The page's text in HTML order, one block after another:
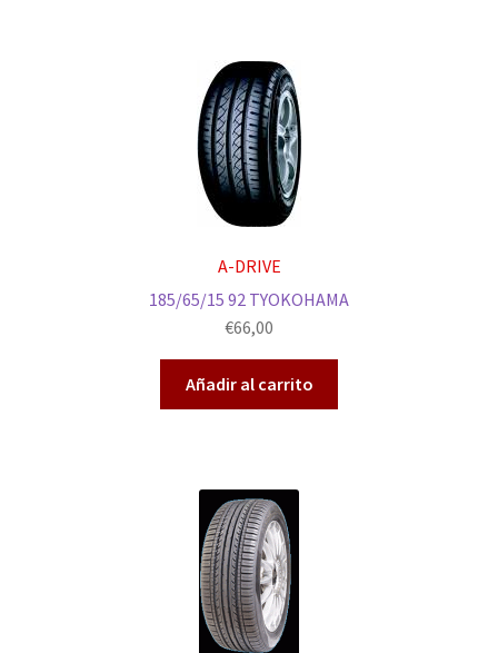
A-DRIVE
185/65/15 92 TYOKOHAMA
€66,00
Añadir al carrito